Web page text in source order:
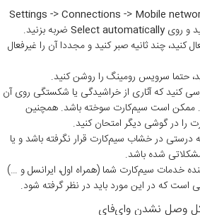
Settings ->Connections -> Mobile
و روی Select automatically ضربه بزنید.
کنید، چند ثانیه صبر کنید و مجددا آن را غیرفعال
حتما سرویس رومینگ را روشن کنید.
کنید که آثاری از خراشیدگی یا شکستگی روی آن
ممکن است سیم‌کارت سوخته باشد. همچنین
را در گوشی دیگر امتحان کنید.
در خشاب سیم‌کارت قرار نگرفته باشد و یا
شده باشد.
خدمات سیم‌کارت شما (همراه اول، ایرانسل و …)
است که در این مورد باید در نظر گرفته شود.
وصل نشدن وای‌فای